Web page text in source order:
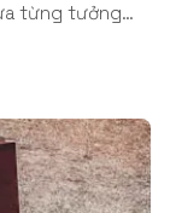
từng tưởng…